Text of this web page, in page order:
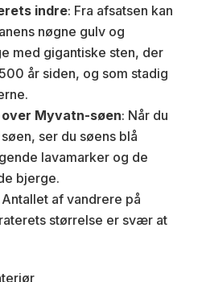
indre: Fra afsatsen kan
nøgne gulv og
med gigantiske sten, der
år siden, og som stadig
Myvatn-søen: Når du
ser du søens blå
lavamarker og de
bjerge.
Antallet af vandrere på
størrelse er svær at